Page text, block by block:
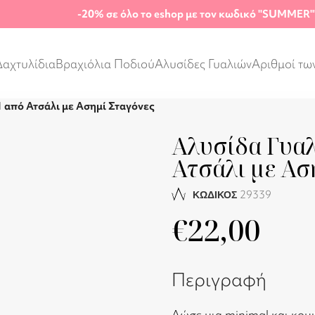
-20% σε όλο το eshop με τον κωδικό "SUMMER"
Βραχιόλια ΠοδιούΑλυσίδες ΓυαλιώνΑριθμοί
Ατσάλι με Ασημί Σταγόνες
Αλυσίδα
Ατσάλι με
ΚΩΔΙΚΟΣ 29339
€22,00
Περιγραφή